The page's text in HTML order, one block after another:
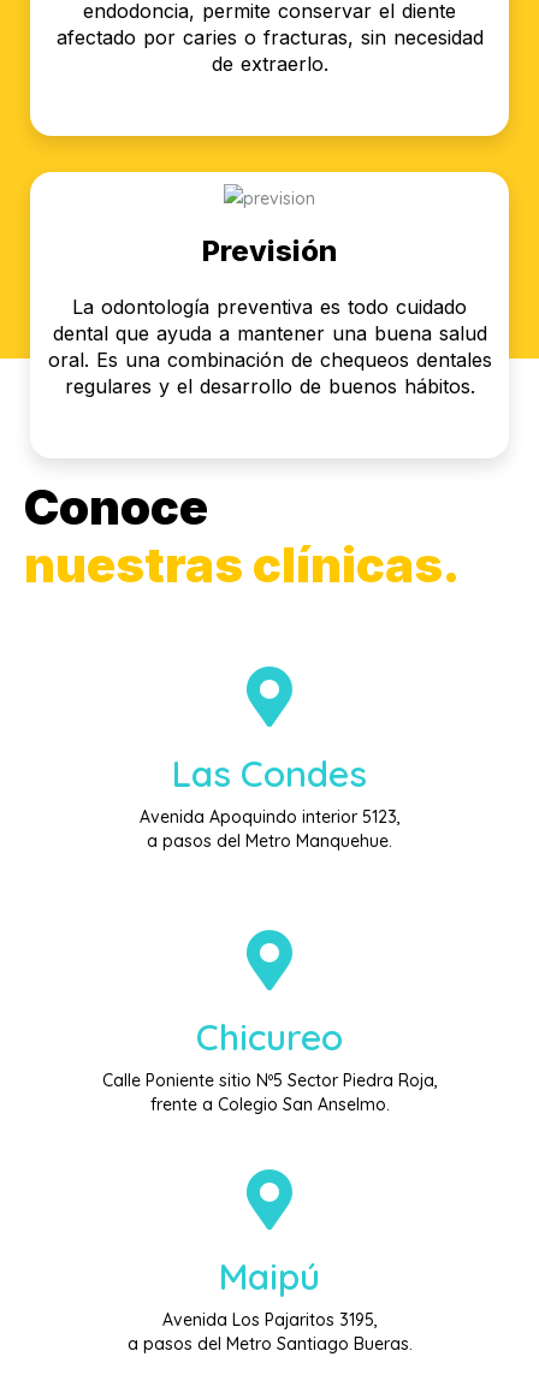
endodoncia, permite conservar el diente
afectado por caries o fracturas, sin necesidad
de extraerlo.
Previsión
La odontología preventiva es todo cuidado
dental que ayuda a mantener una buena salud
oral. Es una combinación de chequeos dentales
regulares y el desarrollo de buenos hábitos.
Conoce
nuestras clínicas.
Las Condes
Avenida Apoquindo interior 5123,
a pasos del Metro Manquehue.
Chicureo
Calle Poniente sitio Nº5 Sector Piedra Roja,
frente a Colegio San Anselmo.
Maipú
Avenida Los Pajaritos 3195,
a pasos del Metro Santiago Bueras.